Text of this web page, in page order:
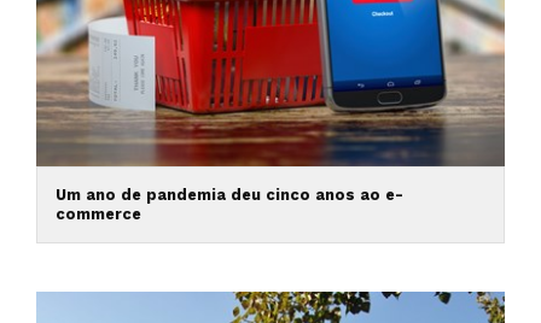
Um ano de pandemia deu cinco anos ao e-
commerce